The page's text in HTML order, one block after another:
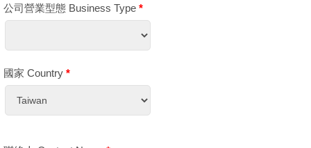
公司營業型態 Business Type *
國家 Country *